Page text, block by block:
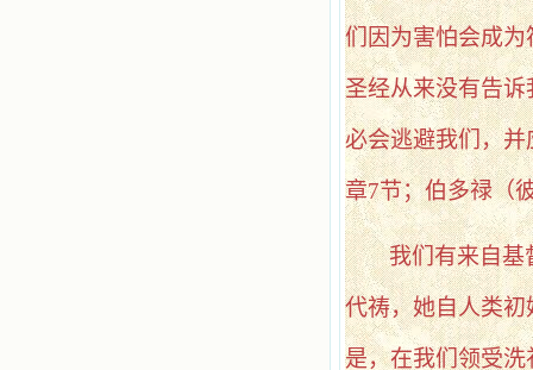
们因为害怕会成
圣经从来没有告
必会逃避我们，
章7节；伯多禄（
我们有来自基
代祷，她自人类
是，在我们领受